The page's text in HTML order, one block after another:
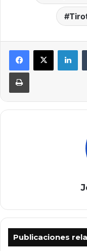
Imprimir
Publicaciones